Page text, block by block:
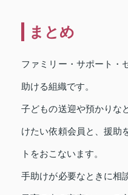
まとめ
ファミリー・サポート・
助ける組織です。
子どもの送迎や預かりな
けたい依頼会員と、援助
トをおこないます。
手助けが必要なときに相